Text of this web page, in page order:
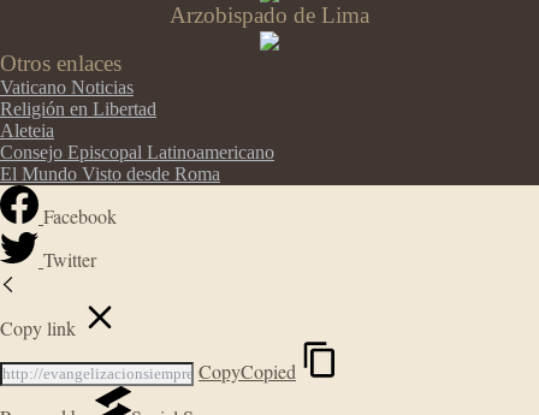
Arzobispado de Lima
Otros enlaces
Vaticano Noticias
Religión en Libertad
Aleteia
Consejo Episcopal Latinoamericano
El Mundo Visto desde Roma
Facebook
Twitter
Copy link
CopyCopied